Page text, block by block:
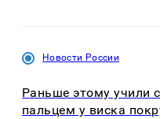
Новости России
Раньше этому учили
пальцем у виска